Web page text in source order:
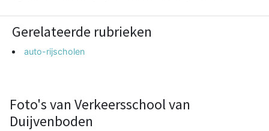
Gerelateerde rubrieken
auto-rijscholen
Foto's van Verkeersschool van
Duijvenboden